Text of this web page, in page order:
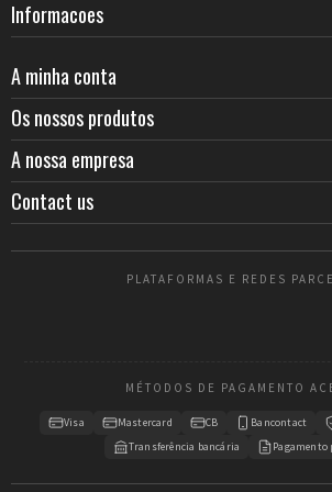
Informacoes
A minha conta
Os nossos produtos
A nossa empresa
Contact us
PLATAFORMAS E REDES
MÉTODOS DE PAGAMENTO
Visa Mastercard CB Bancontact
Transferência bancária
Pagamento